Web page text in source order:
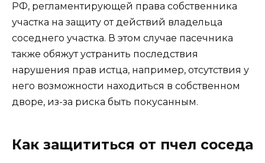
РФ, регламентирующей права собственника
участка на защиту от действий владельца
соседнего участка. В этом случае пасечника
также обяжут устранить последствия
нарушения прав истца, например, отсутствия у
него возможности находиться в собственном
дворе, из-за риска быть покусанным.
Как защититься от пчел соседа